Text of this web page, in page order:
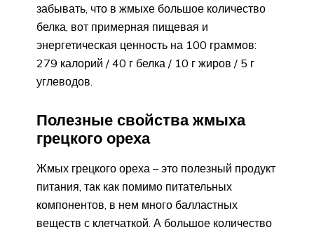
забывать, что в жмыхе большое количество
белка, вот примерная пищевая и
энергетическая ценность на 100 граммов:
279 калорий / 40 г белка / 10 г жиров / 5 г
углеводов.
Полезные свойства жмыха
грецкого ореха
Жмых грецкого ореха – это полезный продукт
питания, так как помимо питательных
компонентов, в нем много балластных
веществ с клетчаткой. А большое количество